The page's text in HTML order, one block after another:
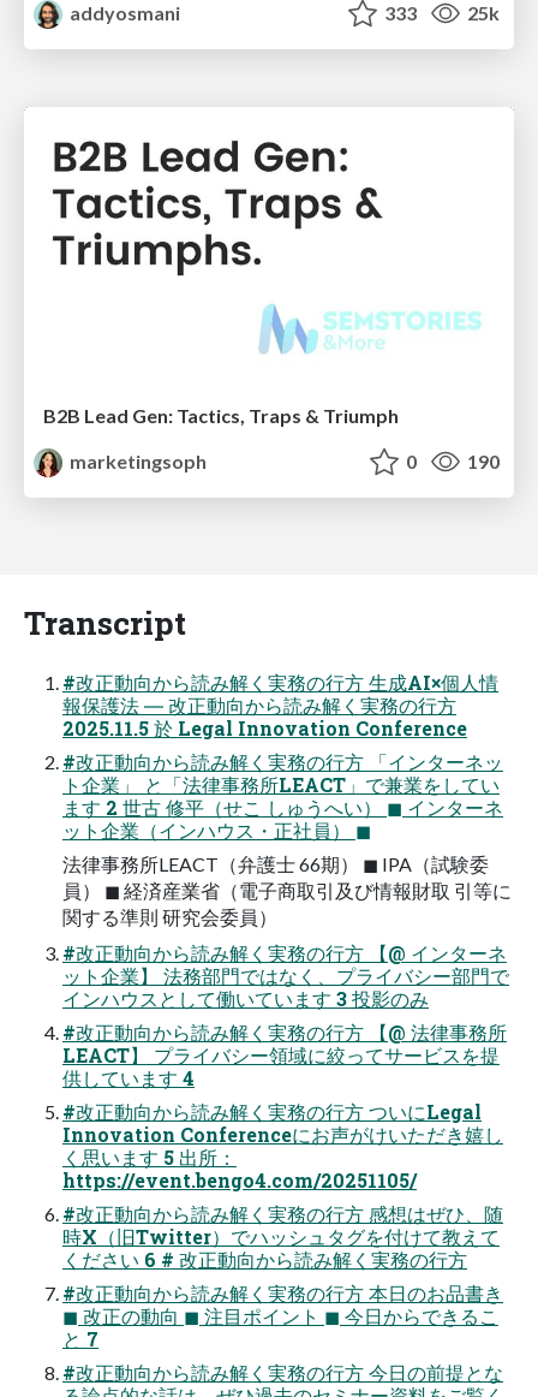
addyosmani
333 25k
B2B Lead Gen: Tactics, Traps & Triumph
marketingsoph
0 190
Transcript
#改正動向から読み解く実務の行方 生成AI×個人情
報保護法 ― 改正動向から読み解く実務の行方
2025.11.5 於 Legal Innovation Conference
#改正動向から読み解く実務の行方 「インターネッ
ト企業」 と「法律事務所LEACT」で兼業をしてい
ます 2 世古 修平（せこ しゅうへい） ◼ インターネ
ット企業（インハウス・正社員） ◼
法律事務所LEACT（弁護士 66期） ◼ IPA（試験委
員） ◼ 経済産業省（電子商取引及び情報財取 引等に
関する準則 研究会委員）
#改正動向から読み解く実務の行方 【@ インターネ
ット企業】 法務部門ではなく、プライバシー部門で
インハウスとして働いています 3 投影のみ
#改正動向から読み解く実務の行方 【@ 法律事務所
LEACT】 プライバシー領域に絞ってサービスを提
供しています 4
#改正動向から読み解く実務の行方 ついにLegal
Innovation Conferenceにお声がけいただき嬉し
く思います 5 出所：
https://event.bengo4.com/20251105/
#改正動向から読み解く実務の行方 感想はぜひ、随
時X（旧Twitter）でハッシュタグを付けて教えて
ください 6 # 改正動向から読み解く実務の行方
#改正動向から読み解く実務の行方 本日のお品書き
◼ 改正の動向 ◼ 注目ポイント ◼ 今日からできるこ
と 7
#改正動向から読み解く実務の行方 今日の前提とな